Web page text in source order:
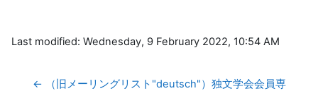
Last modified: Wednesday, 9 February 2022, 10:54 AM
← （旧メーリングリスト"deutsch"）独文学会会員専